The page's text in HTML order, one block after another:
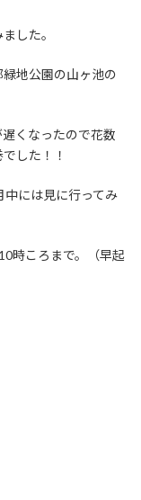
した。
地公園の山ヶ池の
くなったので花数
した！！
には見に行ってみ
時ころまで。（早起